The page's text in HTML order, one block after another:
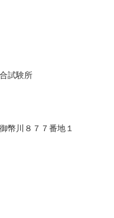
試験所
幣川８７７番地１